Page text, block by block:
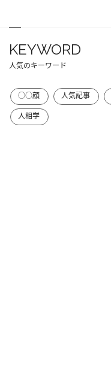
KEYWORD
人気のキーワード
○○顔 人気記事
人相学